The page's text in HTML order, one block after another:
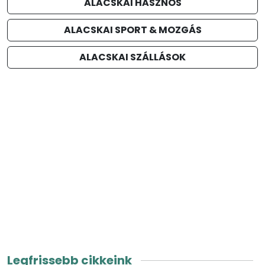
ALACSKAI SPORT & MOZGÁS
ALACSKAI SZÁLLÁSOK
Legfrissebb cikkeink